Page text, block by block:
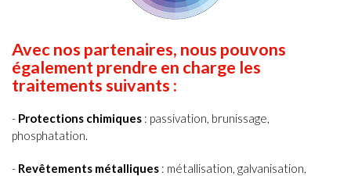
Avec nos partenaires, nous pouvons
également prendre en charge les
traitements suivants :
- Protections chimiques : passivation, brunissage,
phosphatation.
- Revêtements métalliques : métallisation, galvanisation,